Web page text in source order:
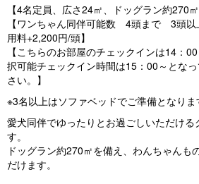
o
u
s
【4名定員、広さ24㎡、ドッグラン約270㎡
【ワンちゃん同伴可能数 4頭まで 3頭以
用料+2,200円/頭】
【こちらのお部屋のチェックインは14：
択可能チェックイン時間は15：00～とな
さい。】
※3名以上はソファベッドでご準備となりま
愛犬同伴でゆったりとお過ごしいただけ
す。
ドッグラン約270㎡を備え、わんちゃんも
だけます。